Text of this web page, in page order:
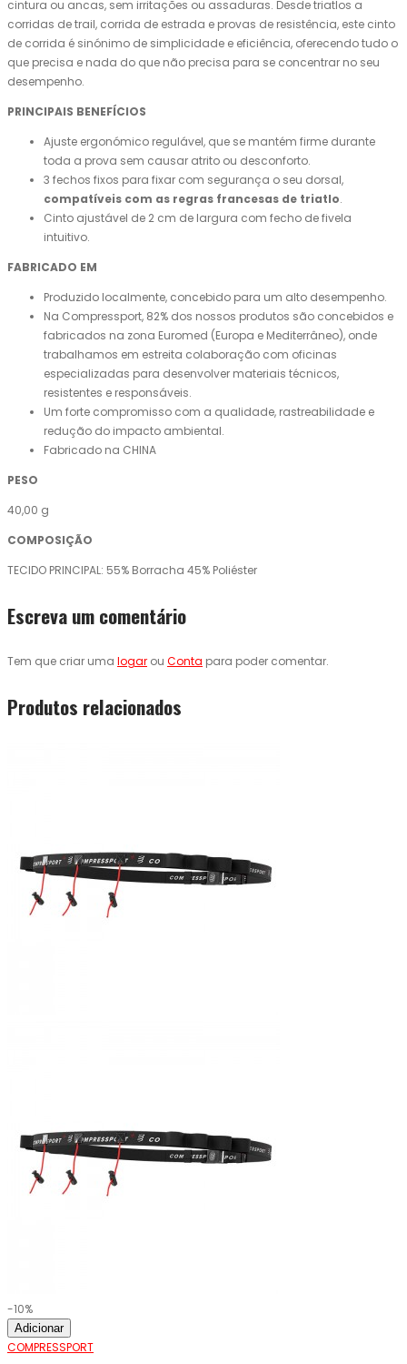
cintura ou ancas, sem irritações ou assaduras. Desde triatlos a
corridas de trail, corrida de estrada e provas de resistência, este cinto
de corrida é sinónimo de simplicidade e eficiência, oferecendo tudo o
que precisa e nada do que não precisa para se concentrar no seu
desempenho.
PRINCIPAIS BENEFÍCIOS
Ajuste ergonómico regulável, que se mantém firme durante
toda a prova sem causar atrito ou desconforto.
3 fechos fixos para fixar com segurança o seu dorsal,
compatíveis com as regras francesas de triatlo.
Cinto ajustável de 2 cm de largura com fecho de fivela
intuitivo.
FABRICADO EM
Produzido localmente, concebido para um alto desempenho.
Na Compressport, 82% dos nossos produtos são concebidos e
fabricados na zona Euromed (Europa e Mediterrâneo), onde
trabalhamos em estreita colaboração com oficinas
especializadas para desenvolver materiais técnicos,
resistentes e responsáveis.
Um forte compromisso com a qualidade, rastreabilidade e
redução do impacto ambiental.
Fabricado na CHINA
PESO
40,00 g
COMPOSIÇÃO
TECIDO PRINCIPAL: 55% Borracha 45% Poliéster
Escreva um comentário
Tem que criar uma logar ou Conta para poder comentar.
Produtos relacionados
-10%
Adicionar
COMPRESSPORT